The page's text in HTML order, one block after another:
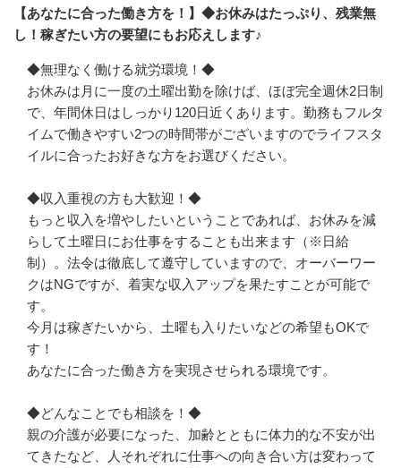
【あなたに合った働き方を！】◆お休みはたっぷり、残業無
し！稼ぎたい方の要望にもお応えします♪
◆無理なく働ける就労環境！◆
お休みは月に一度の土曜出勤を除けば、ほぼ完全週休2日制
で、年間休日はしっかり120日近くあります。勤務もフルタ
イムで働きやすい2つの時間帯がございますのでライフスタ
イルに合ったお好きな方をお選びください。
◆収入重視の方も大歓迎！◆
もっと収入を増やしたいということであれば、お休みを減
らして土曜日にお仕事をすることも出来ます（※日給
制）。法令は徹底して遵守していますので、オーバーワー
クはNGですが、着実な収入アップを果たすことが可能で
す。
今月は稼ぎたいから、土曜も入りたいなどの希望もOKで
す！
あなたに合った働き方を実現させられる環境です。
◆どんなことでも相談を！◆
親の介護が必要になった、加齢とともに体力的な不安が出
てきたなど、人それぞれに仕事への向き合い方は変わって